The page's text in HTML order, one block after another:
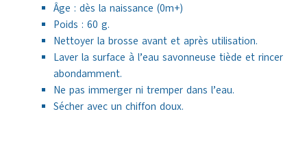
Âge : dès la naissance (0m+)
Poids : 60 g.
Nettoyer la brosse avant et après utilisation.
Laver la surface à l’eau savonneuse tiède et rincer
abondamment.
Ne pas immerger ni tremper dans l’eau.
Sécher avec un chiffon doux.